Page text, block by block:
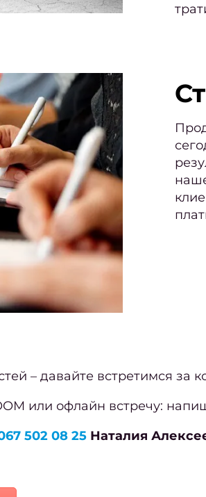
– давайте встретимся за
или офлайн встречу:
502 08 25Наталия